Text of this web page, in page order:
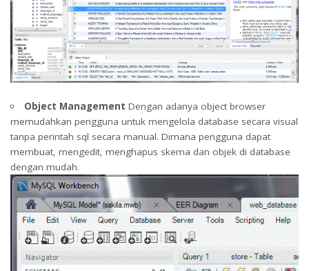
Object Management Dengan adanya object browser
memudahkan pengguna untuk mengelola database secara visual
tanpa perintah sql secara manual. Dimana pengguna dapat
membuat, mengedit, menghapus skema dan objek di database
dengan mudah.